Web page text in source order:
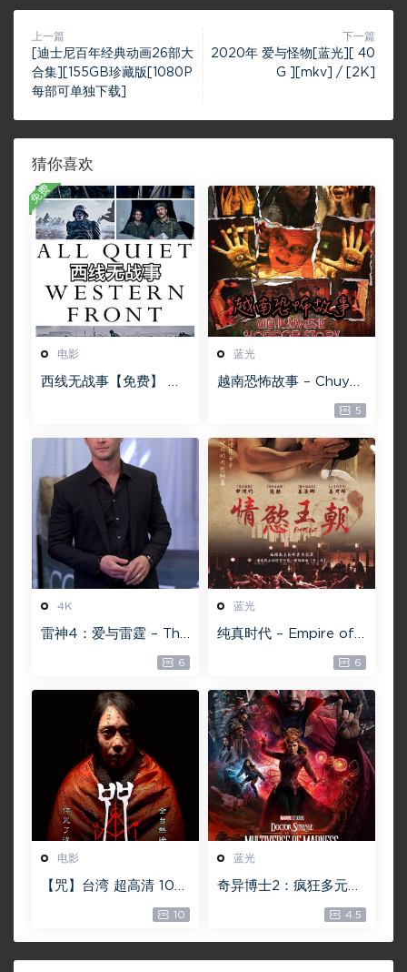
上一篇
[迪士尼百年经典动画26部大
合集][155GB珍藏版[1080P
每部可单独下载]
下一篇
2020年 爱与怪物[蓝光][ 40
G ][mkv] / [2K]
猜你喜欢
电影
西线无战事【免费】 W
t on the Western Fro
nt 5.6GB
免费
蓝光
越南恐怖故事 – Chuyện
ma gần nhà [蓝光原盘
][22GB][1080P][115网
盘专用下载 ]
5
4K
雷神4：爱与雷霆 – Tho
r: Love and Thunder
20.4GB [115网盘下载]
6
蓝光
纯真时代 – Empire of
Lust 2D 蓝光原盘 33.1
GB ISO【115网盘专用
下载】
6
电影
【咒】台湾 超高清 108
0P【未删减】4G 【全
网目前最清晰版本】
10
蓝光
奇异博士2：疯狂多元宇
宙【4k】【115网盘】 –
Doctor Strange in th
e Multiverse of Madn
ess 60GB
4.5